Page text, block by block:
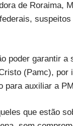
de Roraima,
poder garantir
(Pamc),
para auxiliar a
que estão